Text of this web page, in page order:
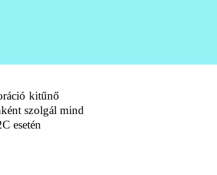
kitűnő
szolgál mind
esetén